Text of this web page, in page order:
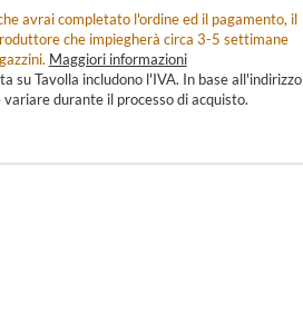
avrai completato l'ordine ed il pagamento, il
che impiegherà circa 3-5 settimane
Maggiori informazioni
su Tavolla includono l'IVA. In base all'indirizzo
durante il processo di acquisto.